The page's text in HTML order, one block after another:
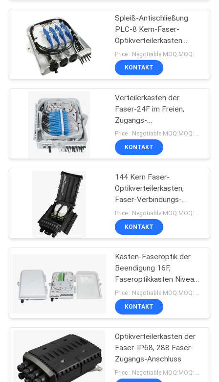
Faseroptikschalttafel
15
Zopf aus optischen
Fasern
32
Spleiß-Antischließung
PLC-8 Kern-Faser-
Optikverteilerkasten
alternde 1x8
KONTAKT
Verteilerkasten der
Faser-24F im Freien,
Zugangs-
Anschlusskasten FTTH
IP65
Price : Negotiable MOQ:MOQ: 100
KONTAKT
144 Kern Faser-
Optikverteilerkasten,
Faser-Verbindungs-
Kasten-Wand
besteigbares 24F
Price : Negotiable MOQ:MOQ: 100
KONTAKT
Kasten-Faseroptik der
Beendigung 16F,
Faseroptikkasten Niveau
Schutz-IP65 im Freien
KONTAKT
Optikverteilerkasten der
Faser-IP68, 288 Faser-
Zugangs-Anschluss